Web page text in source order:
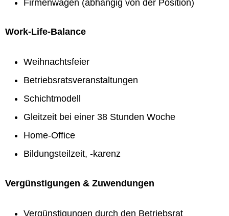
Firmenwagen (abhängig von der Position)
Work-Life-Balance
Weihnachtsfeier
Betriebsratsveranstaltungen
Schichtmodell
Gleitzeit bei einer 38 Stunden Woche
Home-Office
Bildungsteilzeit, -karenz
Vergünstigungen & Zuwendungen
Vergünstigungen durch den Betriebsrat